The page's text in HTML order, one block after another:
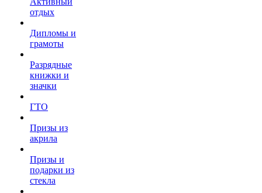
отдых
Дипломы и
грамоты
Разрядные
книжки и
значки
ГТО
Призы из
акрила
Призы и
подарки из
стекла